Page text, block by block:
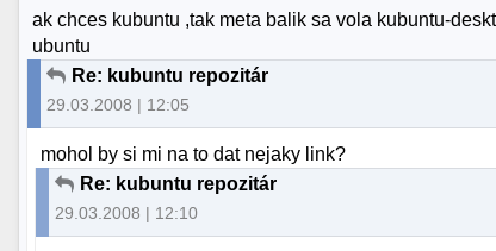
ak chces kubuntu ,tak meta balik sa vola kubuntu-
ubuntu
Re: kubuntu repozitár
29.03.2008 | 12:05
mohol by si mi na to dat nejaky link?
Re: kubuntu repozitár
29.03.2008 | 12:10